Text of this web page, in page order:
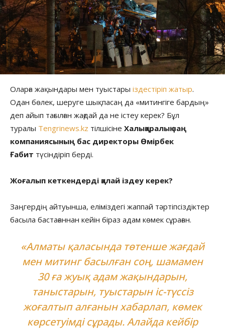
Оларға жақындары мен туыстары іздестіріп жатыр.
Одан бөлек, шеруге шықпасаң да «митингіге бардың»
деп айып тағылған жағдай да не істеу керек? Бұл
туралы Tengrinews.kz тілшісіне Халықаралық заң
компаниясының бас директоры Өмірбек
Ғабит түсіндіріп берді.
Жоғалып кеткендерді қалай іздеу керек?
Заңгердің айтуынша, еліміздегі жаппай тәртіпсіздіктер
басыла бастағаннан кейін біраз адам көмек сұраған.
«Алматы қаласында төтенше жағдай
мен митинг басылған соң, шамамен
30 ға жуық адам жақындарын,
таныстарын, туыстарын іс-түссіз
жоғалтып алғанын хабарлап, көмек
көрсетуімді сұрады. Алайда кейбір